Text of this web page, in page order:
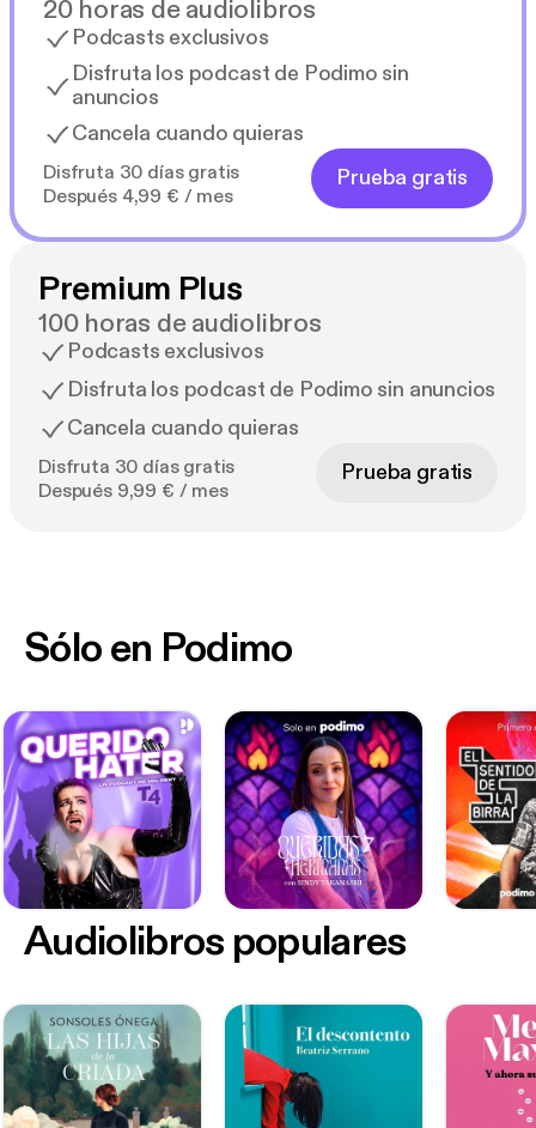
20 horas de audiolibros
Podcasts exclusivos
Disfruta los podcast de Podimo sin
anuncios
Cancela cuando quieras
Disfruta 30 días gratis
Después 4,99 € / mes
Prueba gratis
Premium Plus
100 horas de audiolibros
Podcasts exclusivos
Disfruta los podcast de Podimo sin anuncios
Cancela cuando quieras
Disfruta 30 días gratis
Después 9,99 € / mes
Prueba gratis
Sólo en Podimo
Audiolibros populares